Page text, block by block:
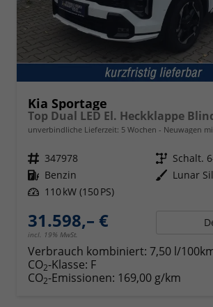
Kia Sportage
Top Dual LED El. Heckklappe
unverbindliche Lieferzeit: 5 Wochen Neuwagen
Fahrzeugnr. 347978 Getriebe Schalt.
Kraftstoff Benzin Außenfarbe Lunar
Leistung 110 kW (150 PS)
31.598,– €
incl. 19% MwSt.
Verbrauch kombiniert: 7,50 l/
CO2-Klasse: F
CO2-Emissionen: 169,00 g/km